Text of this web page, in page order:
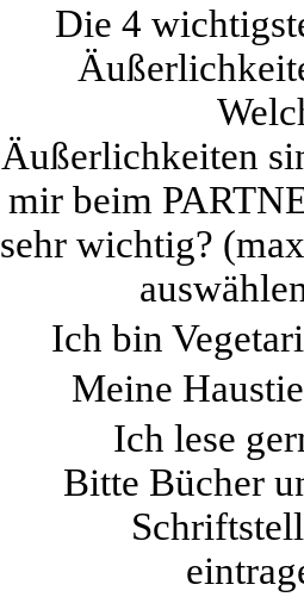
Die 4
Äußerlichkeiten
mir beim
sehr wichtig?
Ich bin
Meine
Ich lese
Bitte Bücher